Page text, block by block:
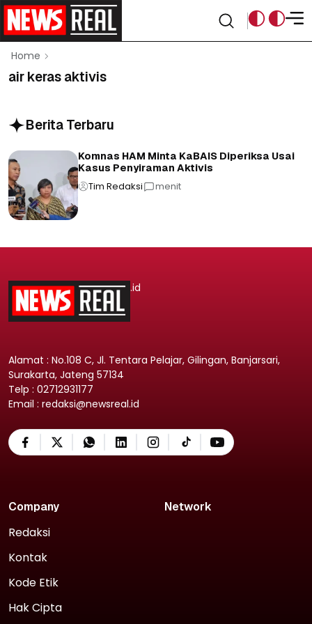
Home
air keras aktivis
Berita Terbaru
Komnas HAM Minta KaBAIS Diperiksa Usai
Kasus Penyiraman Aktivis
Tim Redaksi menit
.id
Alamat : No.108 C, Jl. Tentara Pelajar, Gilingan, Banjarsari,
Surakarta, Jateng 57134
Telp : 02712931177
Email : redaksi@newsreal.id
Company
Redaksi
Kontak
Kode Etik
Hak Cipta
Network